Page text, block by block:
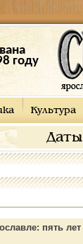
году
Культура
пять лет